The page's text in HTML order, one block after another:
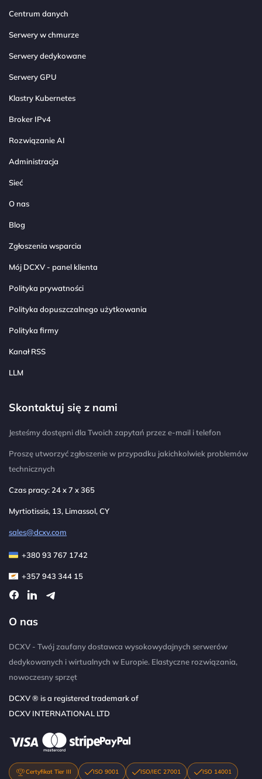
Centrum danych
Serwery w chmurze
Serwery dedykowane
Serwery GPU
Klastry Kubernetes
Broker IPv4
Rozwiązanie AI
Administracja
Sieć
O nas
Blog
Zgłoszenia wsparcia
Mój DCXV - panel klienta
Polityka prywatności
Polityka dopuszczalnego użytkowania
Polityka firmy
Kanał RSS
LLM
Skontaktuj się z nami
Jesteśmy dostępni dla Twoich zapytań przez e-mail i telefon
Proszę utworzyć zgłoszenie w przypadku jakichkolwiek problemów
technicznych
Czas pracy: 24 x 7 x 365
Myrtiotissis, 13, Limassol, CY
sales@dcxv.com
+380 93 767 1742
+357 943 344 15
O nas
DCXV - Twój zaufany dostawca wysokowydajnych serwerów
dedykowanych i wirtualnych w Europie. Elastyczne rozwiązania,
nowoczesny sprzęt
DCXV ® is a registered trademark of
DCXV INTERNATIONAL LTD
Certyfikat Tier III ISO 9001 ISO/IEC 27001 ISO 14001